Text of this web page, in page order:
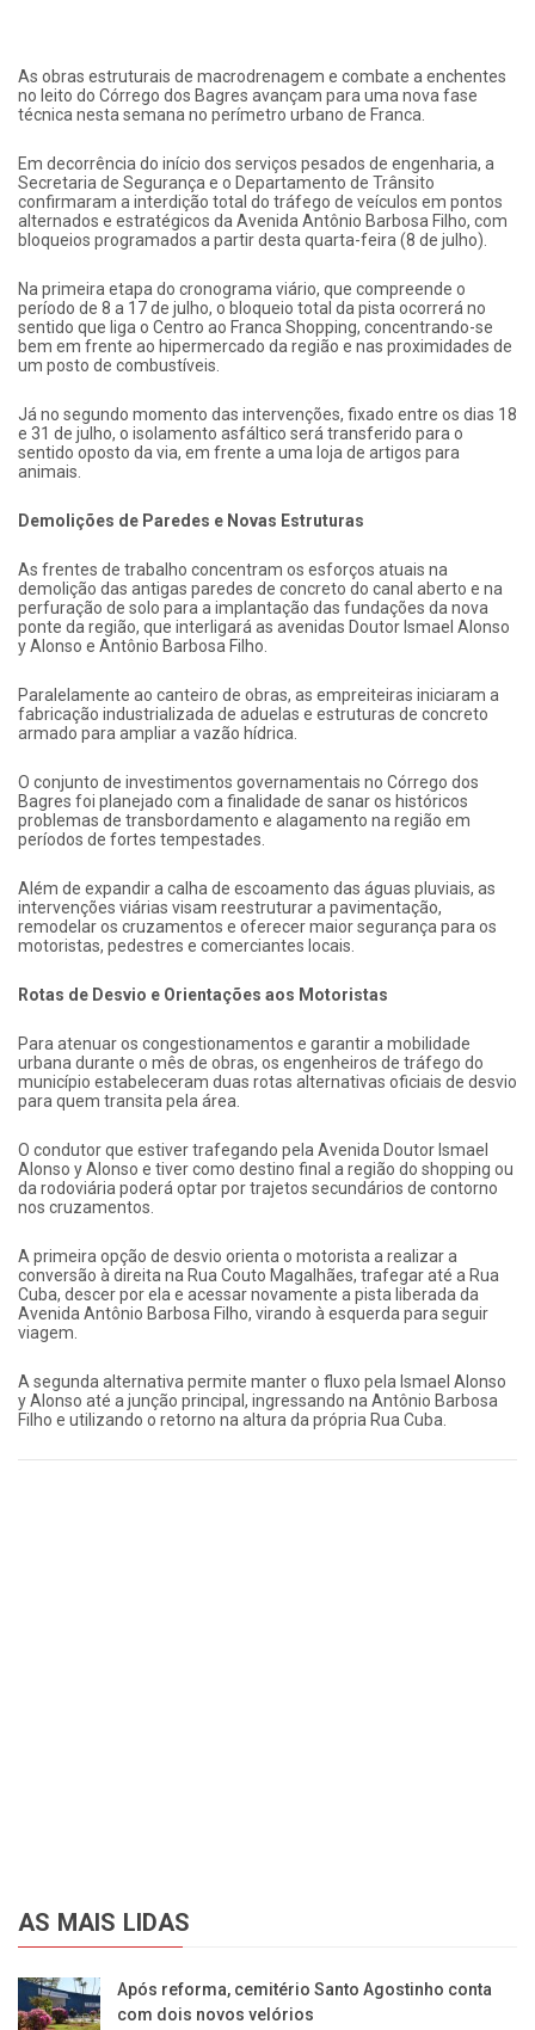
As obras estruturais de macrodrenagem e combate a enchentes
no leito do Córrego dos Bagres avançam para uma nova fase
técnica nesta semana no perímetro urbano de Franca.
Em decorrência do início dos serviços pesados de engenharia, a
Secretaria de Segurança e o Departamento de Trânsito
confirmaram a interdição total do tráfego de veículos em pontos
alternados e estratégicos da Avenida Antônio Barbosa Filho, com
bloqueios programados a partir desta quarta-feira (8 de julho).
Na primeira etapa do cronograma viário, que compreende o
período de 8 a 17 de julho, o bloqueio total da pista ocorrerá no
sentido que liga o Centro ao Franca Shopping, concentrando-se
bem em frente ao hipermercado da região e nas proximidades de
um posto de combustíveis.
Já no segundo momento das intervenções, fixado entre os dias 18
e 31 de julho, o isolamento asfáltico será transferido para o
sentido oposto da via, em frente a uma loja de artigos para
animais.
Demolições de Paredes e Novas Estruturas
As frentes de trabalho concentram os esforços atuais na
demolição das antigas paredes de concreto do canal aberto e na
perfuração de solo para a implantação das fundações da nova
ponte da região, que interligará as avenidas Doutor Ismael Alonso
y Alonso e Antônio Barbosa Filho.
Paralelamente ao canteiro de obras, as empreiteiras iniciaram a
fabricação industrializada de aduelas e estruturas de concreto
armado para ampliar a vazão hídrica.
O conjunto de investimentos governamentais no Córrego dos
Bagres foi planejado com a finalidade de sanar os históricos
problemas de transbordamento e alagamento na região em
períodos de fortes tempestades.
Além de expandir a calha de escoamento das águas pluviais, as
intervenções viárias visam reestruturar a pavimentação,
remodelar os cruzamentos e oferecer maior segurança para os
motoristas, pedestres e comerciantes locais.
Rotas de Desvio e Orientações aos Motoristas
Para atenuar os congestionamentos e garantir a mobilidade
urbana durante o mês de obras, os engenheiros de tráfego do
município estabeleceram duas rotas alternativas oficiais de desvio
para quem transita pela área.
O condutor que estiver trafegando pela Avenida Doutor Ismael
Alonso y Alonso e tiver como destino final a região do shopping ou
da rodoviária poderá optar por trajetos secundários de contorno
nos cruzamentos.
A primeira opção de desvio orienta o motorista a realizar a
conversão à direita na Rua Couto Magalhães, trafegar até a Rua
Cuba, descer por ela e acessar novamente a pista liberada da
Avenida Antônio Barbosa Filho, virando à esquerda para seguir
viagem.
A segunda alternativa permite manter o fluxo pela Ismael Alonso
y Alonso até a junção principal, ingressando na Antônio Barbosa
Filho e utilizando o retorno na altura da própria Rua Cuba.
AS MAIS LIDAS
Após reforma, cemitério Santo Agostinho conta
com dois novos velórios